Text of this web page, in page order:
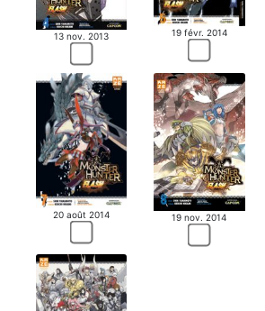
13 nov. 2013 19 févr. 2014
20 août 2014 19 nov. 2014